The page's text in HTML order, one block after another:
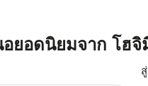
อยอดนิยมจาก โฮ
สู่